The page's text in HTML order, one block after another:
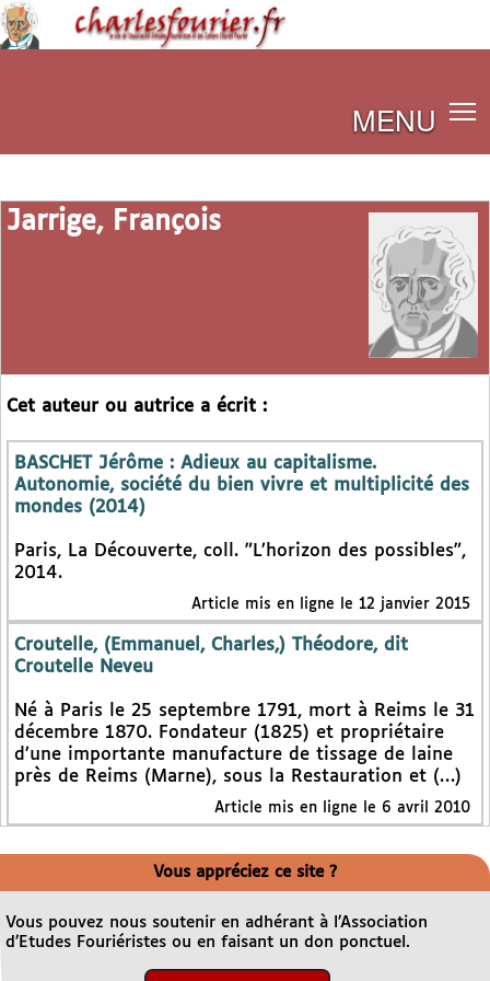
MENU
Jarrige, François
Cet auteur ou autrice a écrit :
BASCHET Jérôme : Adieux au capitalisme.
Autonomie, société du bien vivre et multiplicité des
mondes (2014)
Paris, La Découverte, coll. "L’horizon des possibles",
2014.
Article mis en ligne le 12 janvier 2015
Croutelle, (Emmanuel, Charles,) Théodore, dit
Croutelle Neveu
Né à Paris le 25 septembre 1791, mort à Reims le 31
décembre 1870. Fondateur (1825) et propriétaire
d’une importante manufacture de tissage de laine
près de Reims (Marne), sous la Restauration et (…)
Article mis en ligne le 6 avril 2010
Vous appréciez ce site ?
Vous pouvez nous soutenir en adhérant à l’Association
d’Etudes Fouriéristes ou en faisant un don ponctuel.